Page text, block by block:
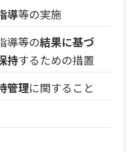
導等の実施
導等の結果に基づ
持するための措置
管理に関すること